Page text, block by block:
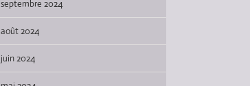
septembre 2024
août 2024
juin 2024